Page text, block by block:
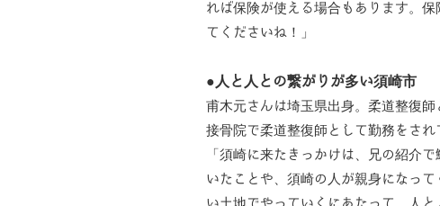
れば保険が使える場合もあります。
てくださいね！」
●人と人との繋がりが多い須崎市
甫木元さんは埼玉県出身。柔道整復
接骨院で柔道整復師として勤務をさ
「須崎に来たきっかけは、兄の紹介
いたことや、須崎の人が親身になっ